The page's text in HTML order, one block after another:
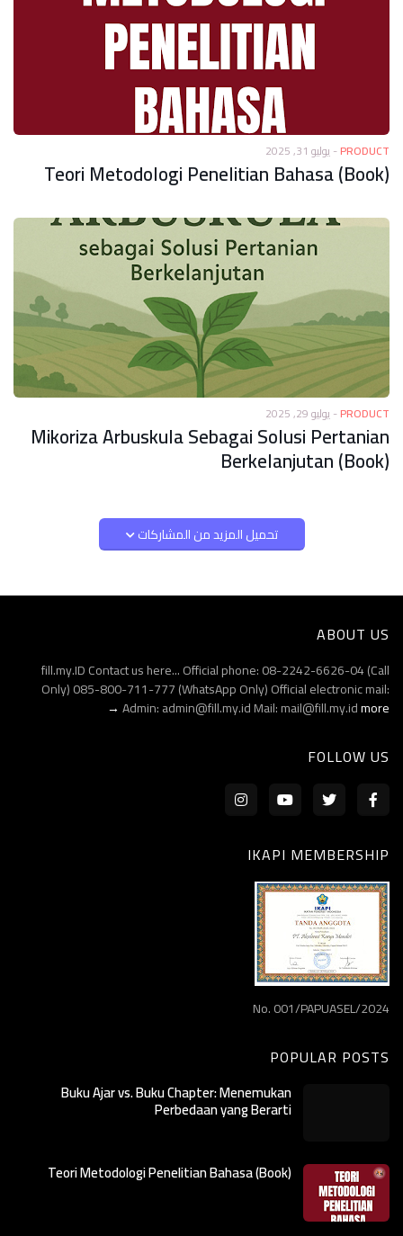
PRODUCT
-يوليو 31, 2025
Teori Metodologi Penelitian Bahasa (Book)
PRODUCT
-يوليو 29, 2025
Mikoriza Arbuskula Sebagai Solusi Pertanian
Berkelanjutan (Book)
تحميل المزيد من المشاركات
ABOUT US
fill.my.ID Contact us here... Official phone: 08-2242-6626-04 (Call
Only) 085-800-711-777 (WhatsApp Only) Official electronic mail:
Admin: admin@fill.my.id Mail: mail@fill.my.idmore →
FOLLOW US
IKAPI MEMBERSHIP
No. 001/PAPUASEL/2024
POPULAR POSTS
Buku Ajar vs. Buku Chapter: Menemukan
Perbedaan yang Berarti
Teori Metodologi Penelitian Bahasa (Book)